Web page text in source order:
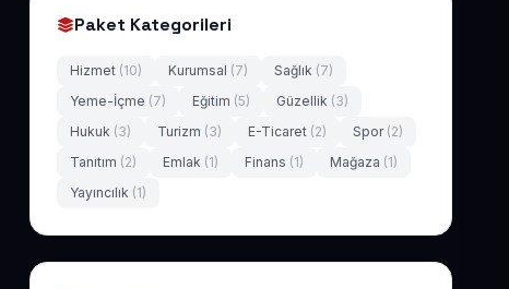
Paket Kategorileri
Hizmet (10) Kurumsal (7) Sağlık (7)
Yeme-İçme (7) Eğitim (5) Güzellik (3)
Hukuk (3) Turizm (3) E-Ticaret (2) Spor (2)
Tanıtım (2) Emlak (1) Finans (1) Mağaza (1)
Yayıncılık (1)